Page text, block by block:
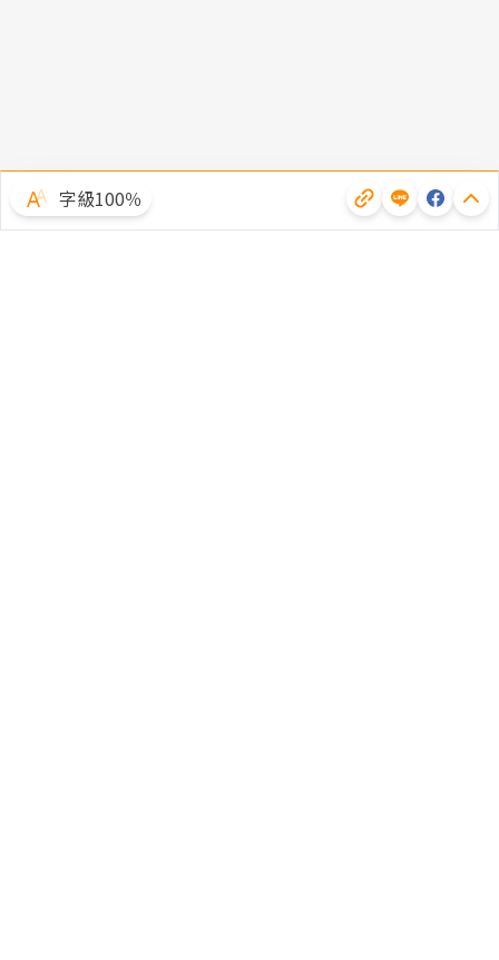
字級100％